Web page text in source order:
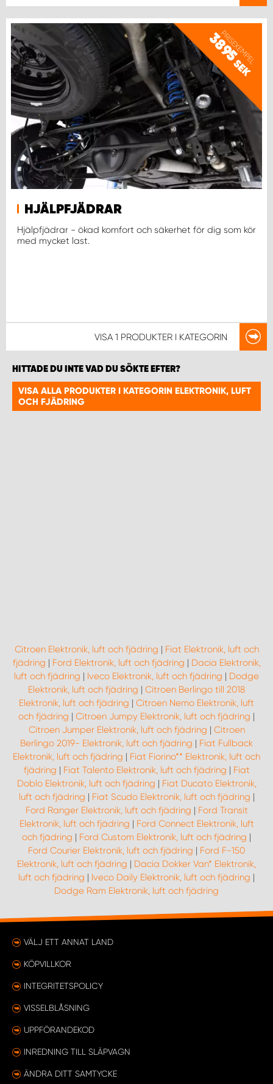
PRISEXEMPEL
3895
SEK
HJÄLPFJÄDRAR
Hjälpfjädrar - ökad komfort och säkerhet för dig som kör
med mycket last.
VISA 1 PRODUKTER I KATEGORIN
HITTADE DU INTE VAD DU SÖKTE EFTER?
VISA ALLA PRODUKTER I KATEGORIN ELEKTRONIK, LUFT
OCH FJÄDRING
Citroen Elektronik, luft och fjädring | Fiat Elektronik, luft och
fjädring | Ford Elektronik, luft och fjädring | Dacia Elektronik,
luft och fjädring | Iveco Elektronik, luft och fjädring | Dodge
Elektronik, luft och fjädring | Citroen Berlingo till 2018
Elektronik, luft och fjädring | Citroen Nemo Elektronik, luft
och fjädring | Citroen Jumpy Elektronik, luft och fjädring |
Citroen Jumper Elektronik, luft och fjädring | Citroen
Berlingo 2019- Elektronik, luft och fjädring | Fiat Fullback
Elektronik, luft och fjädring | Fiat Fiorino** Elektronik, luft och
fjädring | Fiat Talento Elektronik, luft och fjädring | Fiat
Doblo Elektronik, luft och fjädring | Fiat Ducato Elektronik,
luft och fjädring | Fiat Scudo Elektronik, luft och fjädring |
Ford Ranger Elektronik, luft och fjädring | Ford Transit
Elektronik, luft och fjädring | Ford Connect Elektronik, luft
och fjädring | Ford Custom Elektronik, luft och fjädring |
Ford Courier Elektronik, luft och fjädring | Ford F-150
Elektronik, luft och fjädring | Dacia Dokker Van* Elektronik,
luft och fjädring | Iveco Daily Elektronik, luft och fjädring |
Dodge Ram Elektronik, luft och fjädring
VÄLJ ETT ANNAT LAND
KÖPVILLKOR
INTEGRITETSPOLICY
VISSELBLÅSNING
UPPFÖRANDEKOD
INREDNING TILL SLÄPVAGN
ÄNDRA DITT SAMTYCKE